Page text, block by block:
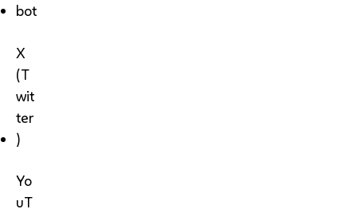
bot
X
(T
wit
ter
)
Yo
uT